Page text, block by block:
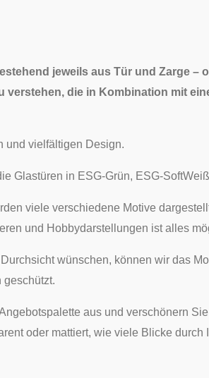
jeweils aus Tür und Zarge –
verstehen, die in Kombination mit
und vielfältigen Design.
Glastüren in ESG-Grün, ESG-
viele verschiedene Motive
und Hobbydarstellungen ist alles
wünschen, können wir das
geschützt.
aus und verschönern
oder mattiert, wie viele Blicke